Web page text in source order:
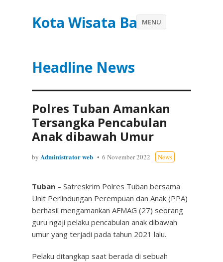
Kota Wisata Batu
Headline News
MENU
Polres Tuban Amankan
Tersangka Pencabulan
Anak dibawah Umur
by Administrator web 6 November 2022 News
Tuban – Satreskrim Polres Tuban bersama
Unit Perlindungan Perempuan dan Anak (PPA)
berhasil mengamankan AFMAG (27) seorang
guru ngaji pelaku pencabulan anak dibawah
umur yang terjadi pada tahun 2021 lalu.
Pelaku ditangkap saat berada di sebuah